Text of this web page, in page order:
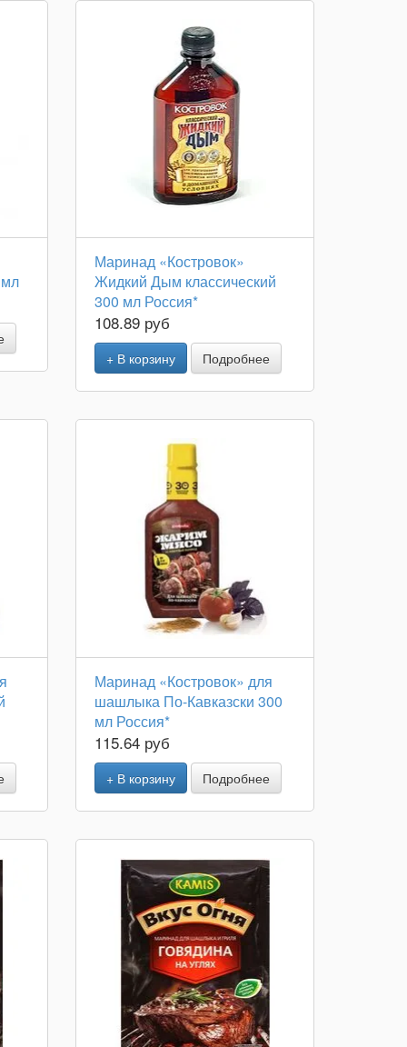
Маринад «Костровок»
Жидкий Дым классический
300 мл Россия*
108.89 руб
+ В корзину Подробнее
Маринад «Костровок» для
шашлыка По-Кавказски 300
мл Россия*
115.64 руб
+ В корзину Подробнее